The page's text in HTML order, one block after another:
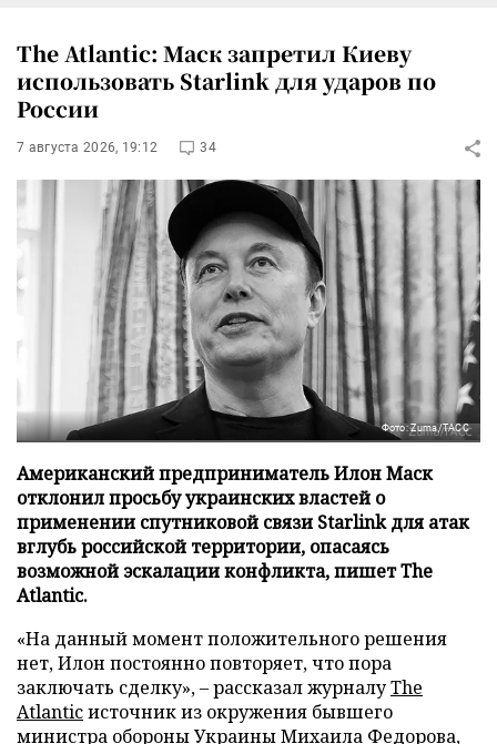
The Atlantic: Маск запретил Киеву
использовать Starlink для ударов по
России
7 августа 2026, 19:12 34
Фото: Zuma/ТАСС
Американский предприниматель Илон Маск
отклонил просьбу украинских властей о
применении спутниковой связи Starlink для атак
вглубь российской территории, опасаясь
возможной эскалации конфликта, пишет The
Atlantic.
«На данный момент положительного решения
нет, Илон постоянно повторяет, что пора
заключать сделку», – рассказал журналуThe
Atlanticисточник из окружения бывшего
министра обороны Украины Михаила Федорова,